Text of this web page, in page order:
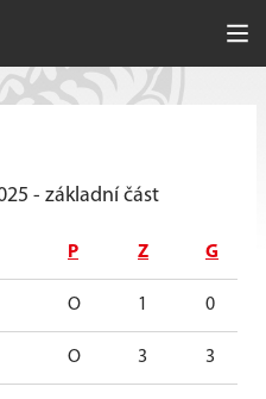
- základní část
P Z G
O 1 0
O 3 3